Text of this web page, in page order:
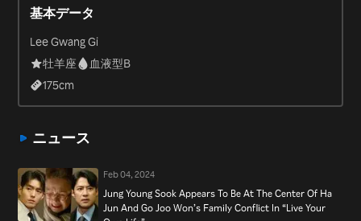
基本データ
Lee Gwang Gi
牡羊座
血液型B
175cm
ニュース
Feb 04, 2024
Jung Young Sook Appears To Be At The Center Of Ha
Jun And Go Joo Won’s Family Conflict In “Live Your